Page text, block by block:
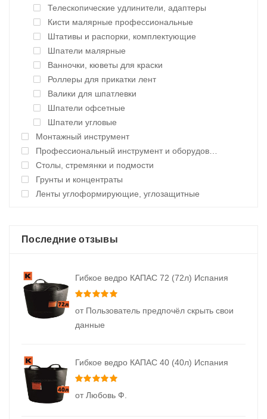
Телескопические удлинители, адаптеры
Кисти малярные профессиональные
Штативы и распорки, комплектующие
Шпатели малярные
Ванночки, кюветы для краски
Роллеры для прикатки лент
Валики для шпатлевки
Шпатели офсетные
Шпатели угловые
Монтажный инструмент
Профессиональный инструмент и оборудование
Столы, стремянки и подмости
Грунты и концентраты
Ленты углоформирующие, углозащитные
Последние отзывы
Гибкое ведро КАПАС 72 (72л) Испания
от Пользователь предпочёл скрыть свои
данные
Гибкое ведро КАПАС 40 (40л) Испания
от Любовь Ф.